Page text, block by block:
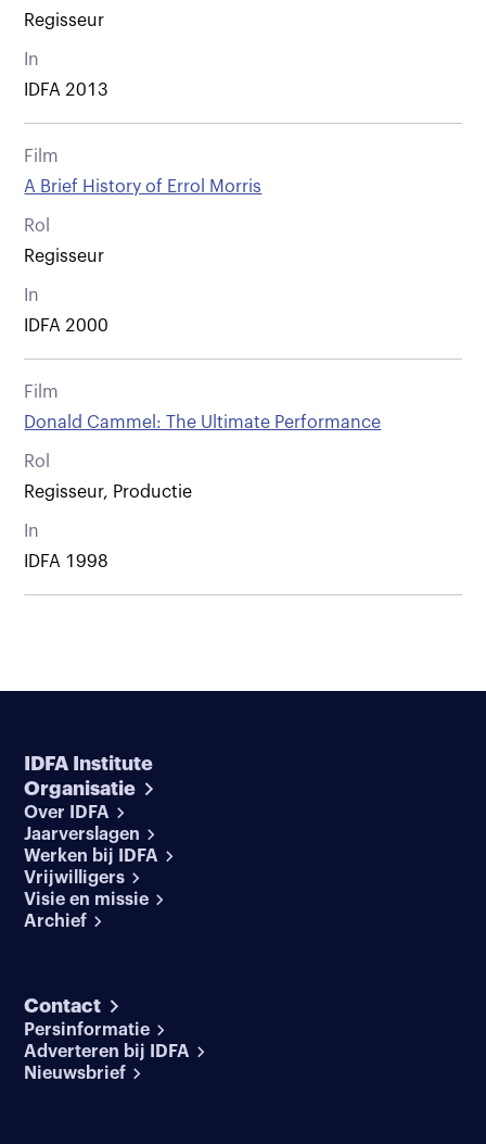
Regisseur
In
IDFA 2013
Film
A Brief History of Errol Morris
Rol
Regisseur
In
IDFA 2000
Film
Donald Cammel: The Ultimate Performance
Rol
Regisseur, Productie
In
IDFA 1998
IDFA Institute
Organisatie
Over IDFA
Jaarverslagen
Werken bij IDFA
Vrijwilligers
Visie en missie
Archief
Contact
Persinformatie
Adverteren bij IDFA
Nieuwsbrief